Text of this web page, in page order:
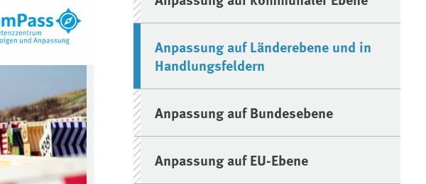
Anpassung auf Länderebene und in
Handlungsfeldern
Anpassung auf Bundesebene
Anpassung auf EU-Ebene